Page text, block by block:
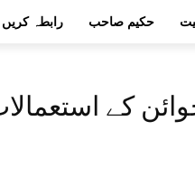
رابطہ کریں حکیم صاحب
کے